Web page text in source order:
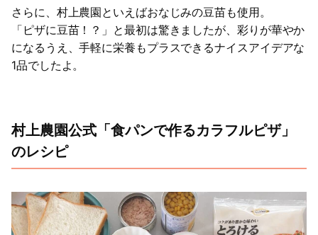
さらに、村上農園といえばおなじみの豆苗も使用。
「ピザに豆苗！？」と最初は驚きましたが、彩りが華やか
になるうえ、手軽に栄養もプラスできるナイスアイデアな
1品でしたよ。
村上農園公式「食パンで作るカラフルピザ」
のレシピ